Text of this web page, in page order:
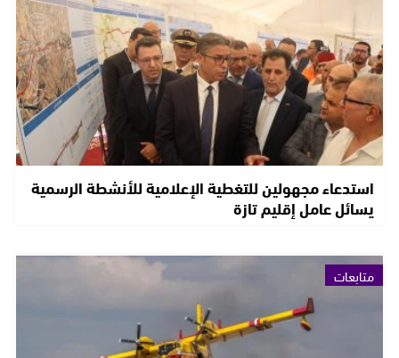
استدعاء مجهولين للتغطية الإعلامية للأنشطة الرسمية
يسائل عامل إقليم تازة
متابعات